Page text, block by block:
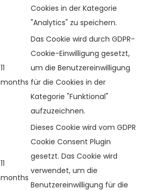
Cookies in der Kategorie
"Analytics" zu speichern.
11
months
Das Cookie wird durch GDPR-
Cookie-Einwilligung gesetzt,
um die Benutzereinwilligung
für die Cookies in der
Kategorie "Funktional"
aufzuzeichnen.
11
months
Dieses Cookie wird vom GDPR
Cookie Consent Plugin
gesetzt. Das Cookie wird
verwendet, um die
Benutzereinwilligung für die